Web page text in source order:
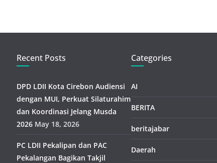
Recent Posts
DPD LDII Kota Cirebon Audiensi
dengan MUI, Perkuat Silaturahim
dan Koordinasi Jelang Musda
2026 May 18, 2026
PC LDII Pekalipan dan PAC
Pekalangan Bagikan Takjil
Categories
AI
BERITA
beritajabar
Daerah